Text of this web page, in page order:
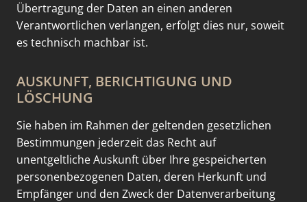
Übertragung der Daten an einen anderen
Verantwortlichen verlangen, erfolgt dies nur, soweit
es technisch machbar ist.
AUSKUNFT, BERICHTIGUNG UND
LÖSCHUNG
Sie haben im Rahmen der geltenden gesetzlichen
Bestimmungen jederzeit das Recht auf
unentgeltliche Auskunft über Ihre gespeicherten
personenbezogenen Daten, deren Herkunft und
Empfänger und den Zweck der Datenverarbeitung